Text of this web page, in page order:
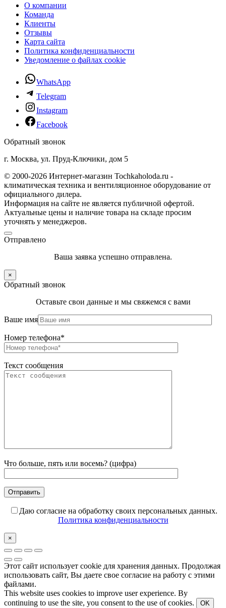
О компании
Команда
Клиенты
Отзывы
Карта сайта
Политика конфиденциальности
Уведомление о файлах cookie
WhatsApp
Telegram
Instagram
Facebook
Обратный звонок
г. Москва, ул. Пруд-Ключики, дом 5
© 2000-2026 Интернет-магазин Tochkaholoda.ru -
климатическая техника и вентиляционное оборудование от
официального дилера.
Информация на сайте не является публичной офертой.
Актуальные цены и наличие товара на складе просим
уточнять у менеджеров.
Отправлено
Ваша заявка успешно отправлена.
×
Обратный звонок
Оставьте свои данные и мы свяжемся с вами
Ваше имя
Номер телефона*
Текст сообщения
Что больше, пять или восемь? (цифра)
Даю согласие на обработку своих персональных данных.
Политика конфиденциальности
×
Этот сайт использует cookie для хранения данных. Продолжая
использовать сайт, Вы даете свое согласие на работу с этими
файлами.
This website uses cookies to improve user experience. By
continuing to use the site, you consent to the use of cookies.
OK